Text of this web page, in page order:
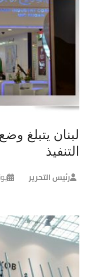
لبنان يتبلغ
التنفيذ
رئيس التحرير